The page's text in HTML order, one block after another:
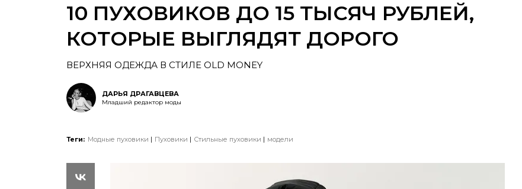
10 ПУХОВИКОВ ДО 15 ТЫСЯЧ РУБЛЕЙ,
КОТОРЫЕ ВЫГЛЯДЯТ ДОРОГО
ВЕРХНЯЯ ОДЕЖДА В СТИЛЕ OLD MONEY
ДАРЬЯ ДРАГАВЦЕВА
Младший редактор моды
Теги: Модные пуховики Пуховики Стильные пуховики модели